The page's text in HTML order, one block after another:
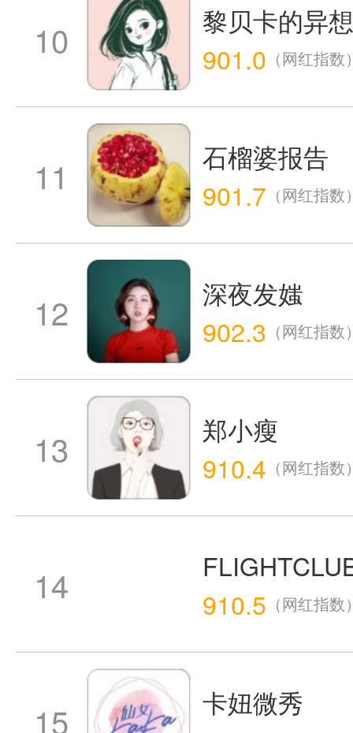
10
黎贝卡的异
901.0 （网红指数
11
石榴婆报告
901.7 （网红指数
12
深夜发媸
902.3 （网红指数
13
郑小瘦
910.4 （网红指数
14
910.5 （网红指数
15
卡妞微秀